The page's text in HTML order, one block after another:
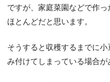
ですが、家庭菜園などで作
ほとんどだと思います。
そうすると収穫するまでに
み付けてしまっている場合が